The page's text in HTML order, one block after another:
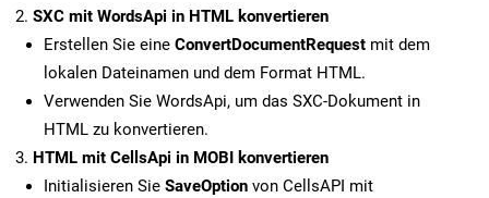
SXC mit WordsApi in HTML konvertieren
Erstellen Sie eine ConvertDocumentRequest mit dem
lokalen Dateinamen und dem Format HTML.
Verwenden Sie WordsApi, um das SXC-Dokument in
HTML zu konvertieren.
HTML mit CellsApi in MOBI konvertieren
Initialisieren Sie SaveOption von CellsAPI mit